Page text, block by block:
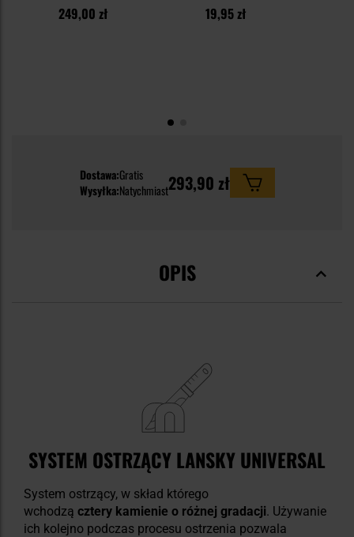
249,00 zł 19,95 zł
Dostawa:Gratis
Wysyłka:Natychmiast293,90 zł
OPIS
SYSTEM OSTRZĄCY LANSKY UNIVERSAL
System ostrzący, w skład którego
wchodzą cztery kamienie o różnej gradacji. Używanie
ich kolejno podczas procesu ostrzenia pozwala